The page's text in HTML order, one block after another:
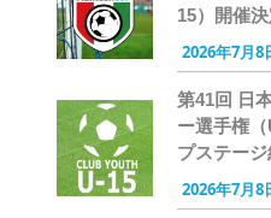
15）開催
2026年7月8
第41回 日
ー選手権
プステー
2026年7月8